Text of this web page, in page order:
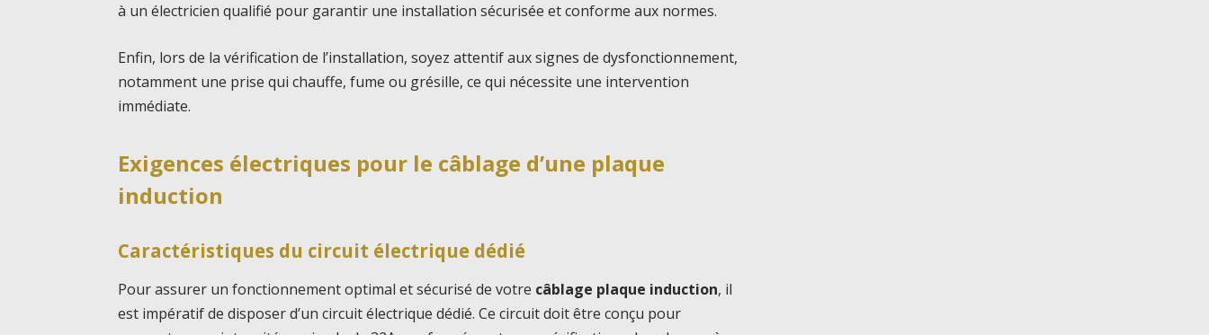
à un électricien qualifié pour garantir une installation sécurisée et conforme aux normes.
Enfin, lors de la vérification de l’installation, soyez attentif aux signes de dysfonctionnement,
notamment une prise qui chauffe, fume ou grésille, ce qui nécessite une intervention
immédiate.
Exigences électriques pour le câblage d’une plaque
induction
Caractéristiques du circuit électrique dédié
Pour assurer un fonctionnement optimal et sécurisé de votre câblage plaque induction, il
est impératif de disposer d’un circuit électrique dédié. Ce circuit doit être conçu pour